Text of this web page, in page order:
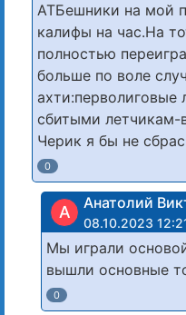
АТБешники на мой
калифы на час.На
полностью
больше по воле
ахти:перволиговые
сбитыми летчикам-
Черик я бы не
0
А Анатолий
08.10.2023
Мы играли
вышли основные
0